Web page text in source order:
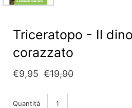
Triceratopo - Il
corazzato
€9,95 €19,90
Quantità